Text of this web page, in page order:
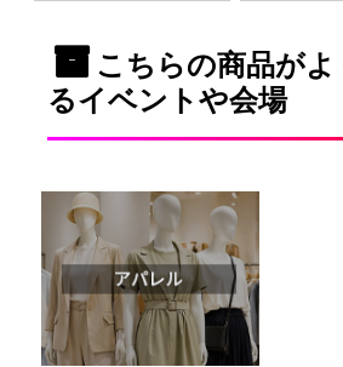
こちらの商品が
るイベントや会場